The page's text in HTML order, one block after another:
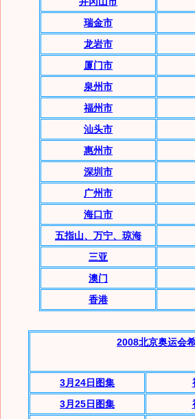
瑞金市
龙岩市
厦门市
泉州市
福州市
汕头市
惠州市
深圳市
广州市
海口市
五指山、万宁、琼海
三亚
澳门
香港
2008北京奥运会
3月24日图集
3月 25日图集